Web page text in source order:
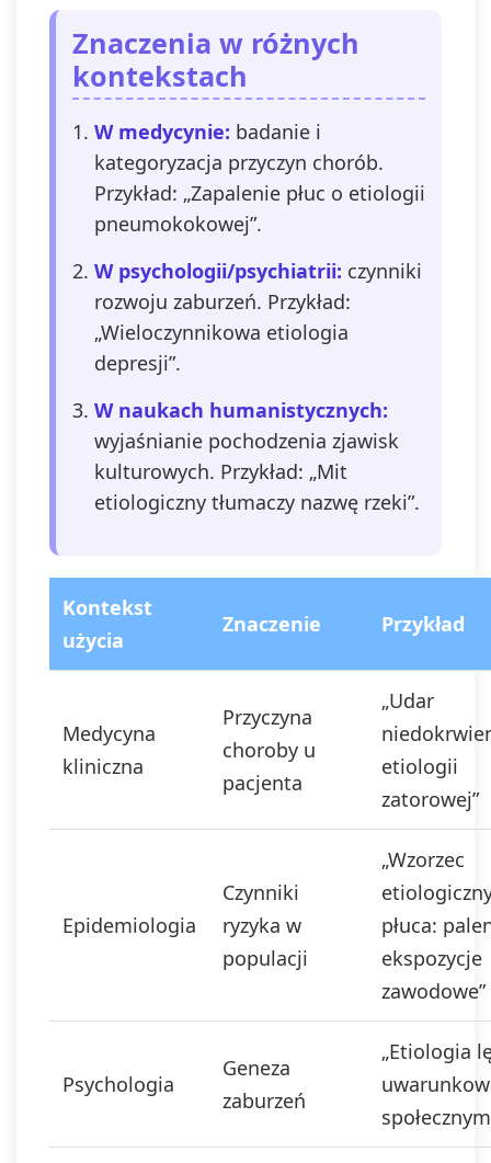
Znaczenia w różnych
kontekstach
W medycynie: badanie i
kategoryzacja przyczyn chorób.
Przykład: „Zapalenie płuc o etiologii
pneumokokowej”.
W psychologii/psychiatrii: czynniki
rozwoju zaburzeń. Przykład:
„Wieloczynnikowa etiologia
depresji”.
W naukach humanistycznych:
wyjaśnianie pochodzenia zjawisk
kulturowych. Przykład: „Mit
etiologiczny tłumaczy nazwę rzeki”.
Kontekst
użycia
Znaczenie Przykład
Medycyna
kliniczna
Przyczyna
choroby u
pacjenta
„Udar
etiologii
zatorowej”
Epidemiologia
Czynniki
ryzyka w
populacji
„Wzorzec
płuca:
ekspozycje
zawodowe”
Psychologia
Geneza
zaburzeń
„Etiologia